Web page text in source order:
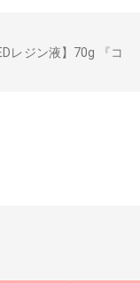
レジン液】70g 『コ